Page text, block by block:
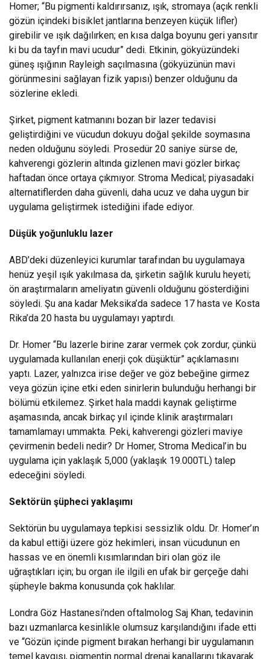
Homer; “Bu pigmenti kaldırırsanız, ışık, stromaya (açık renkli
gözün içindeki bisiklet jantlarına benzeyen küçük lifler)
girebilir ve ışık dağılırken; en kısa dalga boyunu geri yansıtır
ki bu da tayfın mavi ucudur” dedi. Etkinin, gökyüzündeki
güneş ışığının Rayleigh saçılmasına (gökyüzünün mavi
görünmesini sağlayan fizik yapısı) benzer olduğunu da
sözlerine ekledi.
Şirket, pigment katmanını bozan bir lazer tedavisi
geliştirdiğini ve vücudun dokuyu doğal şekilde soymasına
neden olduğunu söyledi. Prosedür 20 saniye sürse de,
kahverengi gözlerin altında gizlenen mavi gözler birkaç
haftadan önce ortaya çıkmıyor. Stroma Medical; piyasadaki
alternatiflerden daha güvenli, daha ucuz ve daha uygun bir
uygulama geliştirmek istediğini ifade ediyor.
Düşük yoğunluklu lazer
ABD’deki düzenleyici kurumlar tarafından bu uygulamaya
henüz yeşil ışık yakılmasa da, şirketin sağlık kurulu heyeti;
ön araştırmaların ameliyatın güvenli olduğunu gösterdiğini
söyledi. Şu ana kadar Meksika’da sadece 17 hasta ve Kosta
Rika’da 20 hasta bu uygulamayı yaptırdı.
Dr. Homer “Bu lazerle birine zarar vermek çok zordur, çünkü
uygulamada kullanılan enerji çok düşüktür” açıklamasını
yaptı. Lazer, yalnızca irise değer ve göz bebeğine girmez
veya gözün içine etki eden sinirlerin bulunduğu herhangi bir
bölümü etkilemez. Şirket hala maddi kaynak geliştirme
aşamasında, ancak birkaç yıl içinde klinik araştırmaları
tamamlamayı ummakta. Peki, kahverengi gözleri maviye
çevirmenin bedeli nedir? Dr Homer, Stroma Medical’in bu
uygulama için yaklaşık 5,000 (yaklaşık 19.000TL) talep
edeceğini söyledi.
Sektörün şüpheci yaklaşımı
Sektörün bu uygulamaya tepkisi sessizlik oldu. Dr. Homer’ın
da kabul ettiği üzere göz hekimleri, insan vücudunun en
hassas ve en önemli kısımlarından biri olan göz ile
uğraştıkları için; bu organ ile ilgili en ufak bir gerçeğe dahi
şüpheyle bakma konusunda çok haklılar.
Londra Göz Hastanesi’nden oftalmolog Saj Khan, tedavinin
bazı uzmanlarca kesinlikle olumsuz karşılandığını ifade etti
ve “Gözün içinde pigment bırakan herhangi bir uygulamanın
temel kaygısı, pigmentin normal drenaj kanallarını tıkayarak